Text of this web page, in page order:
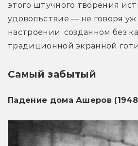
этого штучного творения
удовольствие — не говоря уж
настроении, созданном без
традиционной экранной
Самый забытый
Падение дома Ашеров